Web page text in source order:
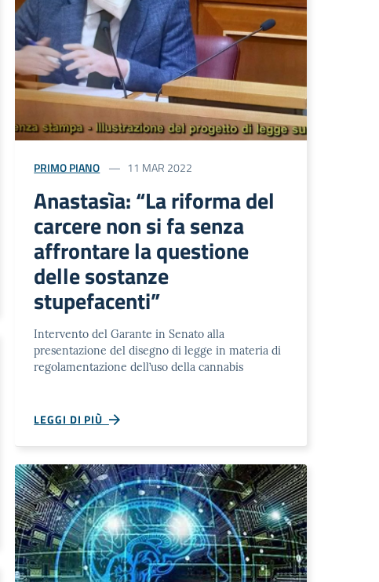
PRIMO PIANO 11 MAR 2022
Anastasìa: “La riforma del
carcere non si fa senza
affrontare la questione
delle sostanze
stupefacenti”
Intervento del Garante in Senato alla
presentazione del disegno di legge in materia di
regolamentazione dell’uso della cannabis
LEGGI DI PIÙ